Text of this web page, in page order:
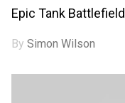
Epic Tank Battlefield
BySimon Wilson